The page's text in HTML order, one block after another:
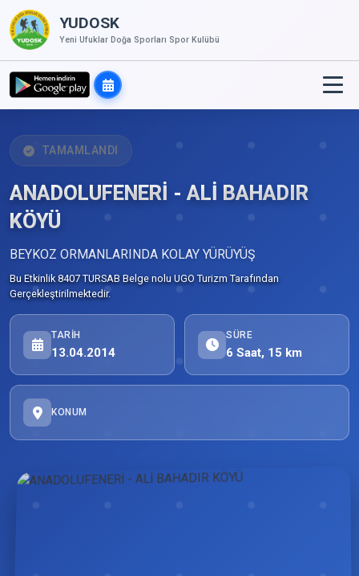
YUDOSK
Yeni Ufuklar Doğa Sporları Spor Kulübü
TAMAMLANDI
ANADOLUFENERİ - ALİ BAHADIR
KÖYÜ
BEYKOZ ORMANLARINDA KOLAY YÜRÜYÜŞ
Bu Etkinlik 8407 TURSAB Belge nolu UGO Turizm Tarafından
Gerçekleştirilmektedir.
TARIH
13.04.2014
SÜRE
6 Saat, 15 km
KONUM